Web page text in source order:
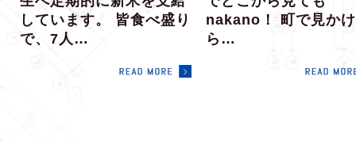
しています。 皆食べ盛り
で、7人…
nakano！ 町で見か
ら…